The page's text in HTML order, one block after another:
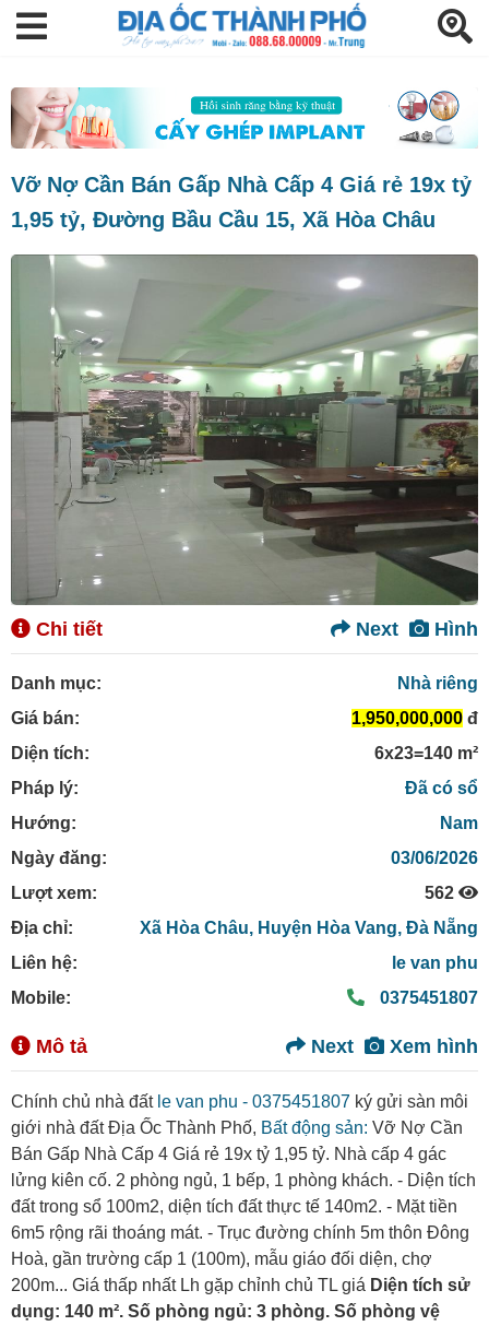
Vỡ Nợ Cần Bán Gấp Nhà Cấp 4 Giá rẻ 19x tỷ
1,95 tỷ, Đường Bầu Cầu 15, Xã Hòa Châu
Chi tiết Hình
Next
Danh mục:
Nhà riêng
Giá bán:
1,950,000,000 đ
Diện tích:
6x23=140 m²
Pháp lý:
Đã có sổ
Hướng:
Nam
Ngày đăng:
03/06/2026
Lượt xem:
562
Địa chỉ:
Xã Hòa Châu, Huyện Hòa Vang, Đà Nẵng
Liên hệ:
le van phu
Mobile:
0375451807
Mô tả Xem hình
Next
Chính chủ nhà đất le van phu - 0375451807 ký gửi sàn môi
giới nhà đất Địa Ốc Thành Phố, Bất động sản: Vỡ Nợ Cần
Bán Gấp Nhà Cấp 4 Giá rẻ 19x tỷ 1,95 tỷ. Nhà cấp 4 gác
lửng kiên cố. 2 phòng ngủ, 1 bếp, 1 phòng khách. - Diện tích
đất trong sổ 100m2, diện tích đất thực tế 140m2. - Mặt tiền
6m5 rộng rãi thoáng mát. - Trục đường chính 5m thôn Đông
Hoà, gần trường cấp 1 (100m), mẫu giáo đối diện, chợ
200m... Giá thấp nhất Lh gặp chỉnh chủ TL giá Diện tích sử
dụng: 140 m². Số phòng ngủ: 3 phòng. Số phòng vệ